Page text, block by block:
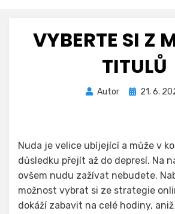
VYBERTE SI Z
TITULŮ
Autor
Zveřejněno
21. 6.
Nuda je velice ubíjející a může v
důsledku přejít až do depresí. Na
ovšem nudu zažívat nebudete.
možnost vybrat si ze strategie
dokáží zabavit na celé hodiny,